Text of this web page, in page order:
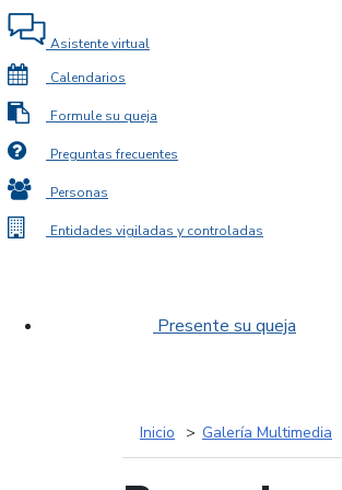
Asistente virtual
Calendarios
Formule su queja
Preguntas frecuentes
Personas
Entidades vigiladas y controladas
Presente su queja
Inicio Galería Multimedia